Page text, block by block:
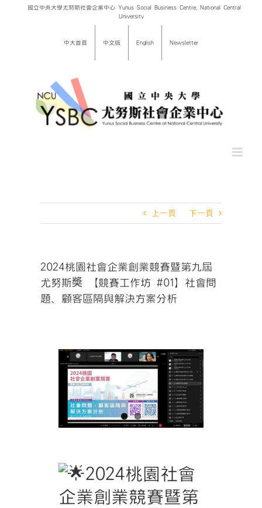
國立中央大學尤努斯社會企業中心 Yunus Social Business Centre, National Central
University
中大首頁 中文版 English Newsletter
上一頁 下一頁
2024桃園社會企業創業競賽暨第九屆
尤努斯奬 【競賽工作坊 #01】社會問
題、顧客區隔與解決方案分析
2024桃園社會
企業創業競賽暨第